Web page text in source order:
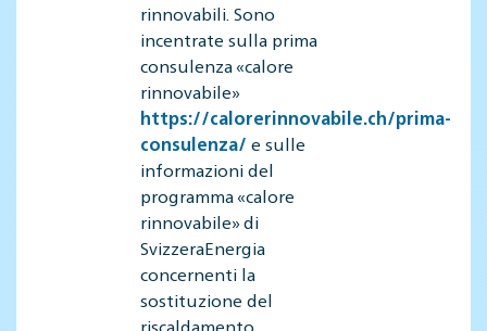
rinnovabili. Sono
incentrate sulla prima
consulenza «calore
rinnovabile»
https://calorerinnovabile.ch/prima-
consulenza/ e sulle
informazioni del
programma «calore
rinnovabile» di
SvizzeraEnergia
concernenti la
sostituzione del
riscaldamento.